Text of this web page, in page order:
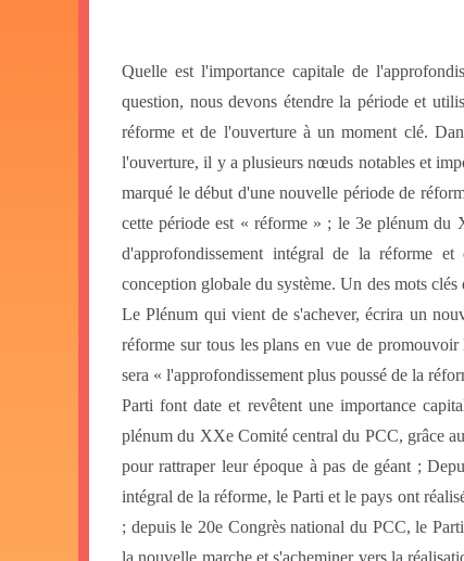
Quelle est l'importance capitale de
question, nous devons étendre la période et
réforme et de l'ouverture à un moment clé.
l'ouverture, il y a plusieurs nœuds notables et
marqué le début d'une nouvelle période de
cette période est « réforme » ; le 3e plénum
d'approfondissement intégral de la réforme
conception globale du système. Un des mots
Le Plénum qui vient de s'achever, écrira un
réforme sur tous les plans en vue de
sera « l'approfondissement plus poussé de la
Parti font date et revêtent une importance
plénum du XXe Comité central du PCC, grâce
pour rattraper leur époque à pas de géant ;
intégral de la réforme, le Parti et le pays ont
; depuis le 20e Congrès national du PCC, le
la nouvelle marche et s'acheminer vers la